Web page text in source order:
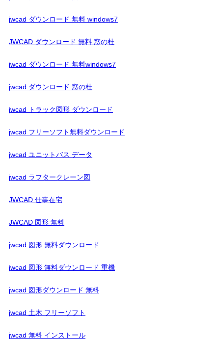
jwcad ダウンロード 無料 windows7
JWCAD ダウンロード 無料 窓の杜
jwcad ダウンロード 無料windows7
jwcad ダウンロード 窓の杜
jwcad トラック図形 ダウンロード
jwcad フリーソフト無料ダウンロード
jwcad ユニットバス データ
jwcad ラフタークレーン図
JWCAD 仕事在宅
JWCAD 図形 無料
jwcad 図形 無料ダウンロード
jwcad 図形 無料ダウンロード 重機
jwcad 図形ダウンロード 無料
jwcad 土木 フリーソフト
jwcad 無料 インストール